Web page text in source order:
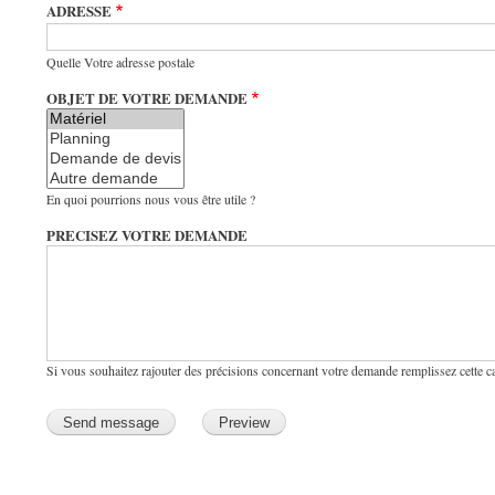
ADRESSE
Quelle Votre adresse postale
OBJET DE VOTRE DEMANDE
En quoi pourrions nous vous être utile ?
PRECISEZ VOTRE DEMANDE
Si vous souhaitez rajouter des précisions concernant votre demande remplissez cette